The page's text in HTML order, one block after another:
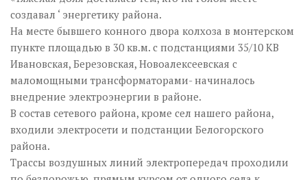
создавал ‘ энергетику района.
На месте бывшего конного двора колхоза в монтерском
пункте площадью в 30 кв.м. с подстанциями 35/10 КВ
Ивановская, Березовская, Новоалексеевская с
маломощными трансформаторами- начиналось
внедрение электроэнергии в районе.
В состав сетевого района, кроме сел нашего района,
входили электросети и подстанции Белогорского
района.
Трассы воздушных линий электропередач проходили